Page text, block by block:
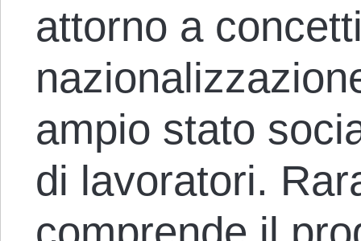
attorno a
ampio stato
di lavoratori.